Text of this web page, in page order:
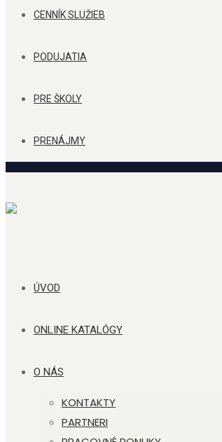
CENNÍK SLUŽIEB
PODUJATIA
PRE ŠKOLY
PRENÁJMY
ÚVOD
ONLINE KATALÓGY
O NÁS
KONTAKTY
PARTNERI